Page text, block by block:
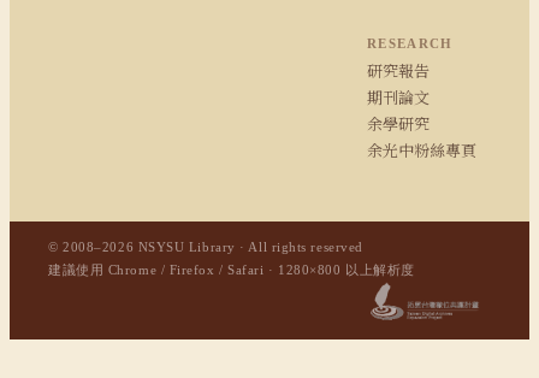
RESEARCH
研究報告
期刊論文
余學研究
余光中粉絲專頁
© 2008–2026 NSYSU Library · All rights reserved
建議使用 Chrome / Firefox / Safari · 1280×800 以上解析度